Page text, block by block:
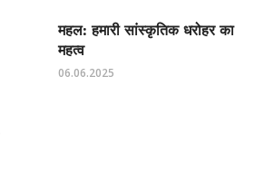
महल: हमारी सांस्कृतिक धरोहर का
महत्व
06.06.2025